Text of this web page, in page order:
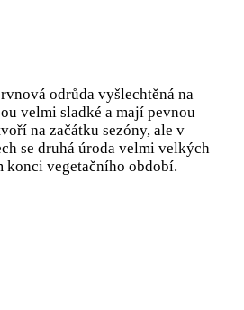
odrůda vyšlechtěná na
velmi sladké a mají pevnou
na začátku sezóny, ale v
se druhá úroda velmi velkých
konci vegetačního období.